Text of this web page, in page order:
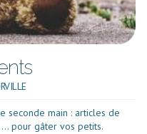
seconde main : articles de
pour gâter vos petits.